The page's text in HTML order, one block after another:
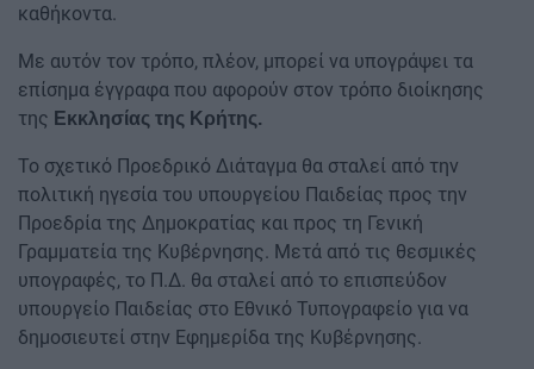
καθήκοντα.
Με αυτόν τον τρόπο, πλέον, μπορεί να υπογράψει τα
επίσημα έγγραφα που αφορούν στον τρόπο διοίκησης
της Εκκλησίας της Κρήτης.
Το σχετικό Προεδρικό Διάταγμα θα σταλεί από την
πολιτική ηγεσία του υπουργείου Παιδείας προς την
Προεδρία της Δημοκρατίας και προς τη Γενική
Γραμματεία της Κυβέρνησης. Μετά από τις θεσμικές
υπογραφές, το Π.Δ. θα σταλεί από το επισπεύδον
υπουργείο Παιδείας στο Εθνικό Τυπογραφείο για να
δημοσιευτεί στην Εφημερίδα της Κυβέρνησης.